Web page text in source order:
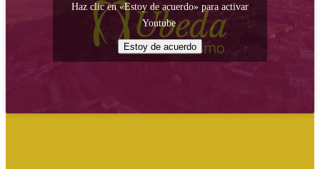
Haz clic en «Estoy de acuerdo» para activar
Youtube
Estoy de acuerdo